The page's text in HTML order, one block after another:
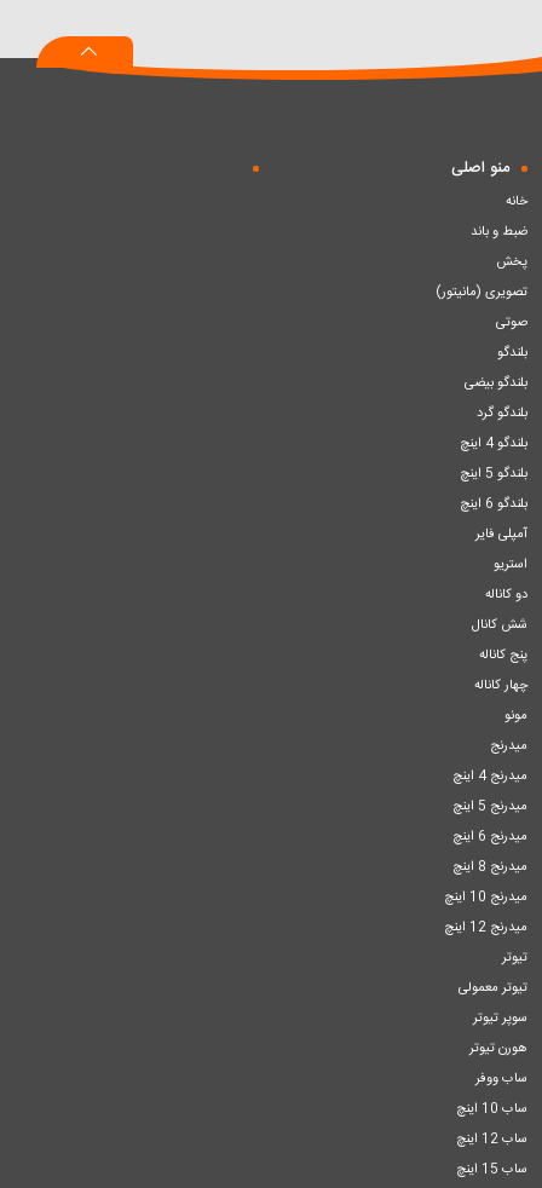
سبد
منو اصلی
خانه
ضبط و باند
پخش
تصویری (مانیتور)
صوتی
بلندگو
بلندگو بیضی
بلندگو گرد
بلندگو 4 اینچ
بلندگو 5 اینچ
بلندگو 6 اینچ
آمپلی فایر
استریو
دو کاناله
شش کانال
پنج کاناله
چهار کاناله
مونو
میدرنج
میدرنج 4 اینچ
میدرنج 5 اینچ
میدرنج 6 اینچ
میدرنج 8 اینچ
میدرنج 10 اینچ
میدرنج 12 اینچ
تیوتر
تیوتر معمولی
سوپر تیوتر
هورن تیوتر
ساب ووفر
ساب 10 اینچ
ساب 12 اینچ
ساب 15 اینچ